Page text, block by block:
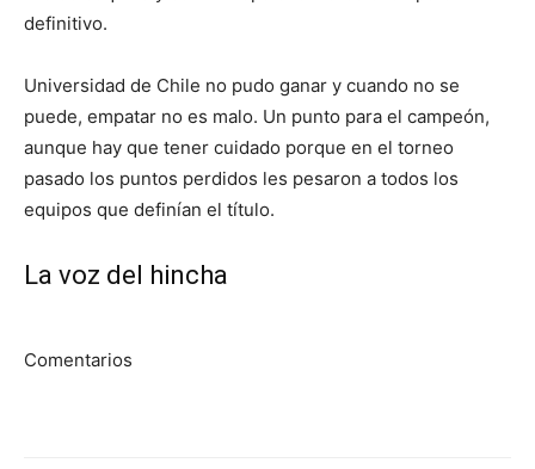
definitivo.
Universidad de Chile no pudo ganar y cuando no se
puede, empatar no es malo. Un punto para el campeón,
aunque hay que tener cuidado porque en el torneo
pasado los puntos perdidos les pesaron a todos los
equipos que definían el título.
La voz del hincha
Comentarios